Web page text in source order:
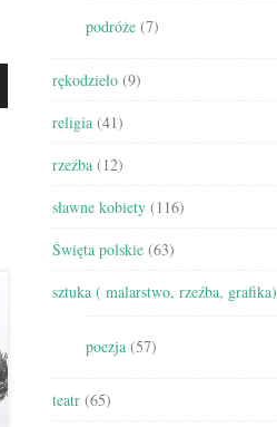
podróże (7)
rękodzieło (9)
religia (41)
rzeźba (12)
sławne kobiety (116)
Święta polskie (63)
sztuka ( malarstwo, rzeźba, grafika)
poezja (57)
teatr (65)